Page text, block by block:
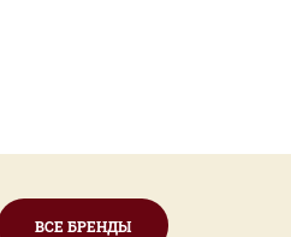
ВСЕ БРЕНДЫ